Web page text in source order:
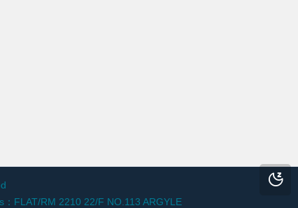
FLAT/RM 2210 22/F NO.113 ARGYLE